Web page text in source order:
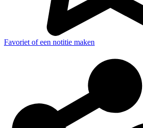
Favoriet of een notitie maken